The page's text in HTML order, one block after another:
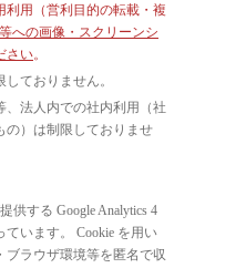
利用（営利目的の転載・複
への画像・スクリーンシ
さい。
ておりません。
、法人内での社内利用（社
の）は制限しておりませ
供する Google Analytics 4
います。 Cookie を用い
ラウザ環境等を匿名で収